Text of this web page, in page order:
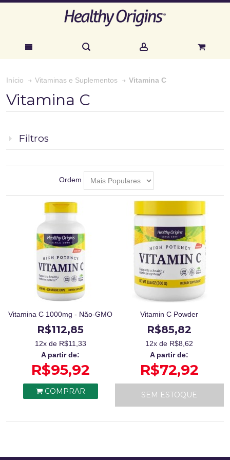
Início Vitaminas e Suplementos Vitamina C
Vitamina C
Filtros
Ordem
Vitamina C 1000mg - Não-GMO
R$112,85
12x de R$11,33
A partir de:
R$95,92
COMPRAR
Vitamin C Powder
R$85,82
12x de R$8,62
A partir de:
R$72,92
SEM ESTOQUE